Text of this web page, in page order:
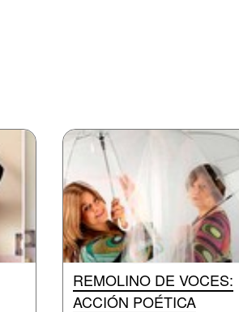
REMOLINO DE VOCES:
ACCIÓN POÉTICA